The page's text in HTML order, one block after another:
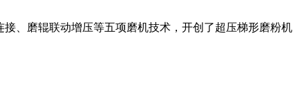
、磨辊联动增压等五项磨机技术，开创了超压梯形磨粉机